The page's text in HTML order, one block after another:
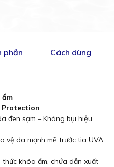
phần Cách dùng
Protection
đen sạm – Kháng bụi hiệu
vệ da mạnh mẽ trước tia UVA
khóa ẩm, chứa dẫn xuất